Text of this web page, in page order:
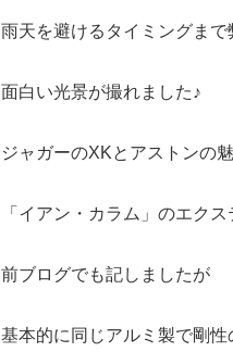
雨天を避けるタイミングま
面白い光景が撮れました♪
ジャガーのXKとアストンの
「イアン・カラム」のエク
前ブログでも記しましたが
基本的に同じアルミ製で剛性